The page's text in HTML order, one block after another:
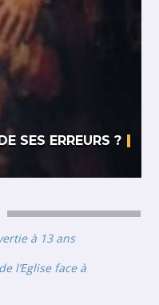
SES ERREURS ?
à 13 ans
l’Eglise face à